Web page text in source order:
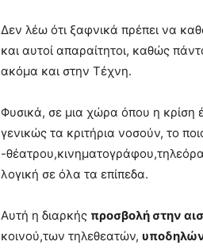
Δεν λέω ότι ξαφνικά πρέπει να
και αυτοί απαραίτητοι, καθώς
ακόμα και στην Τέχνη.
Φυσικά, σε μια χώρα όπου η κρίση
γενικώς τα κριτήρια νοσούν, το
-
λογική σε όλα τα επίπεδα.
Αυτή η διαρκής προσβολή στην
κοινού,των τηλεθεατών,